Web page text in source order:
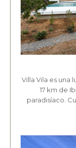
Villa Vila es una
17 km de
paradisíaco.